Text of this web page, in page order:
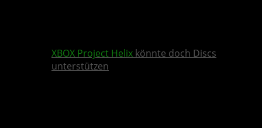
XBOX Project Helix könnte doch Discs
unterstützen